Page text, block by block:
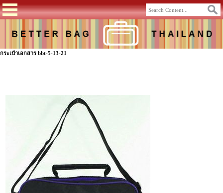
กระเป๋าเอกสาร bbt-5-13-21